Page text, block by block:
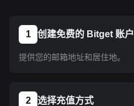
1 创建免费的 Bitget 账户
提供您的邮箱地址和居住地。
2 选择充值方式